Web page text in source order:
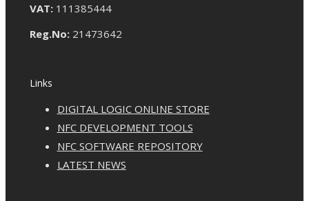
VAT:111385444
Reg.No:21473642
Links
DIGITAL LOGIC ONLINE STORE
NFC DEVELOPMENT TOOLS
NFC SOFTWARE REPOSITORY
LATEST NEWS